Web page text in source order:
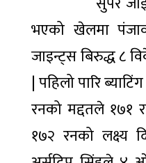
सिलिन्डर
वितरण
मानव–
द्वन्द्व :
एक्यापद्वारा
तीन वर्षमा
लाखभन्दा
बढी राहत
वितरण
१४ घण्टा अगाडी
लोकप्रिय
समाचार
भएको खेलमा
जाइन्ट्स बिरुद्ध ८
| पहिलो पारि
रनको मद्दतले १७१
१७२ रनको लक्ष्य